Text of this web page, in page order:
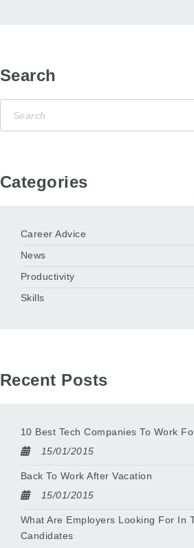
Search
Categories
Career Advice
News
Productivity
Skills
Recent Posts
10 Best Tech Companies To Work
15/01/2015
Back To Work After Vacation
15/01/2015
What Are Employers Looking For In
Candidates